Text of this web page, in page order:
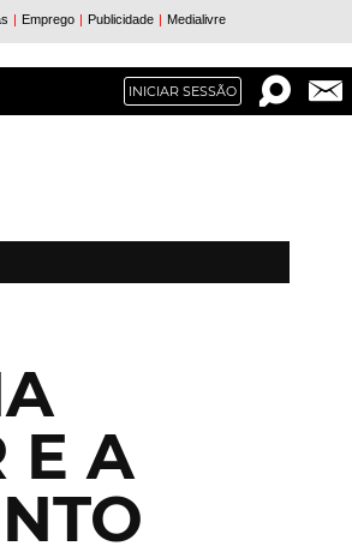
INICIAR SESSÃO
E A